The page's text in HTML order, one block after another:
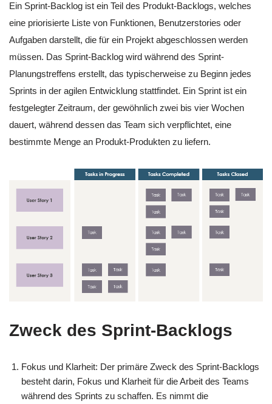
Ein Sprint-Backlog ist ein Teil des Produkt-Backlogs, welches
eine priorisierte Liste von Funktionen, Benutzerstories oder
Aufgaben darstellt, die für ein Projekt abgeschlossen werden
müssen. Das Sprint-Backlog wird während des Sprint-
Planungstreffens erstellt, das typischerweise zu Beginn jedes
Sprints in der agilen Entwicklung stattfindet. Ein Sprint ist ein
festgelegter Zeitraum, der gewöhnlich zwei bis vier Wochen
dauert, während dessen das Team sich verpflichtet, eine
bestimmte Menge an Produkt-Produkten zu liefern.
Zweck des Sprint-Backlogs
Fokus und Klarheit: Der primäre Zweck des Sprint-Backlogs
besteht darin, Fokus und Klarheit für die Arbeit des Teams
während des Sprints zu schaffen. Es nimmt die